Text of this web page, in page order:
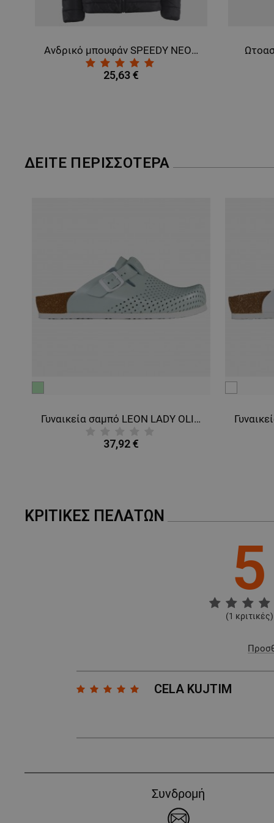
Ανδρικό μπουφάν SPEEDY NEO BLACK
25,63 €
ΔΕΊΤΕ ΠΕΡΙΣΣΌΤΕΡΑ
Γυναικεία σαμπό LEON LADY OLIVE GREEN
37,92 €
ΚΡΙΤΙΚΈΣ ΠΕΛΑΤΏΝ
5
(1 κριτικές)
CELA KUJTIM
Συνδρομή